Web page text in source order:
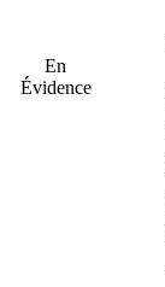
En
Évidence